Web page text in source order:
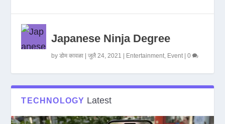
Japanese Ninja Degree
byडोम कावळा |जुलै 24, 2021 Entertainment, Event|0
TECHNOLOGY Latest